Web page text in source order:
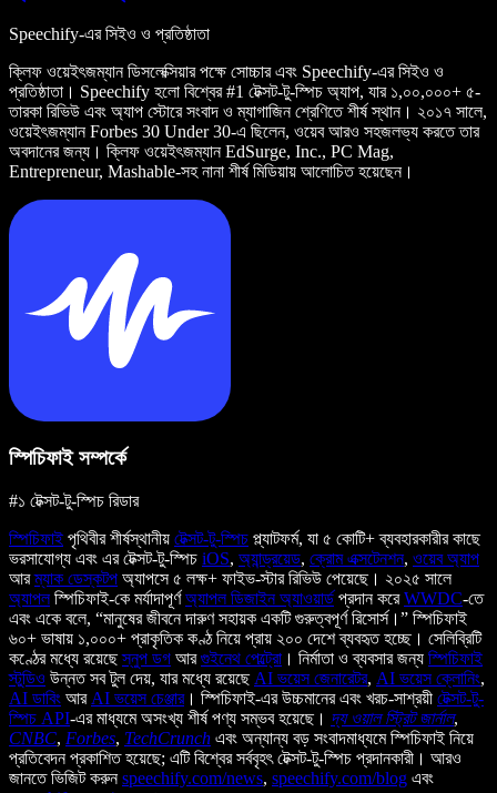
Speechify-এর সিইও ও প্রতিষ্ঠাতা
ক্লিফ ওয়েইৎজম্যান ডিসলেক্সিয়ার পক্ষে সোচ্চার এবং Speechify-এর সিইও ও
প্রতিষ্ঠাতা। Speechify হলো বিশ্বের #1 টেক্সট-টু-স্পিচ অ্যাপ, যার ১,০০,০০০+ ৫-
তারকা রিভিউ এবং অ্যাপ স্টোরে সংবাদ ও ম্যাগাজিন শ্রেণিতে শীর্ষ স্থান। ২০১৭ সালে,
ওয়েইৎজম্যান Forbes 30 Under 30-এ ছিলেন, ওয়েব আরও সহজলভ্য করতে তার
অবদানের জন্য। ক্লিফ ওয়েইৎজম্যান EdSurge, Inc., PC Mag,
Entrepreneur, Mashable-সহ নানা শীর্ষ মিডিয়ায় আলোচিত হয়েছেন।
স্পিচিফাই সম্পর্কে
#১ টেক্সট-টু-স্পিচ রিডার
স্পিচিফাই পৃথিবীর শীর্ষস্থানীয় টেক্সট-টু-স্পিচ প্ল্যাটফর্ম, যা ৫ কোটি+ ব্যবহারকারীর কাছে
ভরসাযোগ্য এবং এর টেক্সট-টু-স্পিচ iOS, অ্যান্ড্রয়েড, ক্রোম এক্সটেনশন, ওয়েব অ্যাপ
আরম্যাক ডেস্কটপ অ্যাপসে ৫ লক্ষ+ ফাইভ-স্টার রিভিউ পেয়েছে। ২০২৫ সালে
অ্যাপলস্পিচিফাই-কে মর্যাদাপূর্ণঅ্যাপল ডিজাইন অ্যাওয়ার্ড প্রদান করেWWDC-তে
এবং একে বলে, “মানুষের জীবনে দারুণ সহায়ক একটি গুরুত্বপূর্ণ রিসোর্স।” স্পিচিফাই
৬০+ ভাষায় ১,০০০+ প্রাকৃতিক কণ্ঠ নিয়ে প্রায় ২০০ দেশে ব্যবহৃত হচ্ছে। সেলিব্রিটি
কণ্ঠের মধ্যে রয়েছেস্নুপ ডগ আরগুইনেথ পেল্ট্রো । নির্মাতা ও ব্যবসার জন্য স্পিচিফাই
স্টুডিও উন্নত সব টুল দেয়, যার মধ্যে রয়েছে AI ভয়েস জেনারেটর, AI ভয়েস ক্লোনিং,
AI ডাবিং আর AI ভয়েস চেঞ্জার। স্পিচিফাই-এর উচ্চমানের এবং খরচ-সাশ্রয়ী টেক্সট-টু-
স্পিচ API-এর মাধ্যমে অসংখ্য শীর্ষ পণ্য সম্ভব হয়েছে। দ্য ওয়াল স্ট্রিট জার্নাল,
CNBC, Forbes, TechCrunch এবং অন্যান্য বড় সংবাদমাধ্যমে স্পিচিফাই নিয়ে
প্রতিবেদন প্রকাশিত হয়েছে; এটি বিশ্বের সর্ববৃহৎ টেক্সট-টু-স্পিচ প্রদানকারী। আরও
জানতে ভিজিট করুনspeechify.com/news, speechify.com/blog এবং